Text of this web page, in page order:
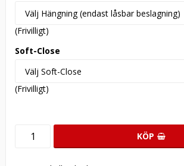
(Frivilligt)
Soft-Close
(Frivilligt)
KÖP